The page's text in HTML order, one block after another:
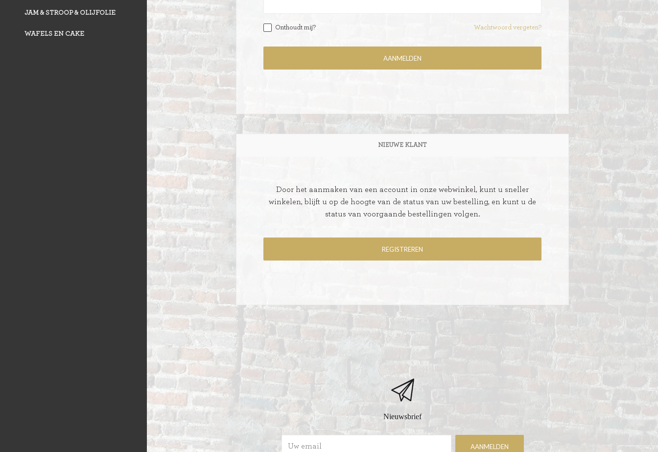
VLOERBROOD
ZUURDESEM BROOD
BUSBRODEN
GEVULD BROOD
CROISSANTS
STOKBROOD
HERMANS
RIJSTEVLAAI
KRUIMELVLAAI
VLAAI RASTER
OPEN VLAAI
LUXE VLAAI
SEIZOEN VLAAI
GEBAKJES
GÂTEAUX
CRÈME AU BEURE
TAARTEN
ROYAL TAARTEN
JAM & STROOP & OLIJFOLIE
WAFELS EN CAKE
Onthoudt mij? Wachtwoord vergeten?
NIEUWE KLANT
Door het aanmaken van een account in onze webwinkel, kunt u sneller
winkelen, blijft u op de hoogte van de status van uw bestelling, en kunt u de
status van voorgaande bestellingen volgen.
Nieuwsbrief